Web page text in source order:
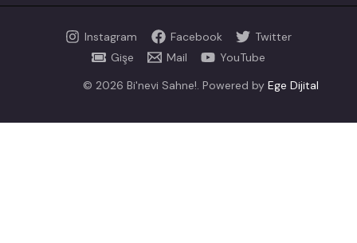
Instagram Facebook
Twitter
Gişe
Mail
YouTube
© 2026 Bi'nevi Sahne!. Powered by Ege Dijital